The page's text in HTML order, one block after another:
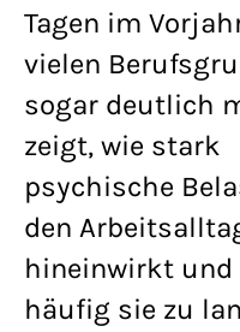
Tagen im
vielen
sogar deutlich
zeigt, wie stark
psychische
den
hineinwirkt und
häufig sie zu